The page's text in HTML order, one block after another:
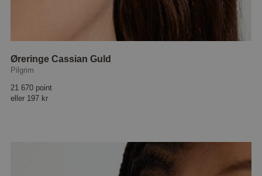
Øreringe Cassian Guld
Pilgrim
21 670 point
eller 197 kr